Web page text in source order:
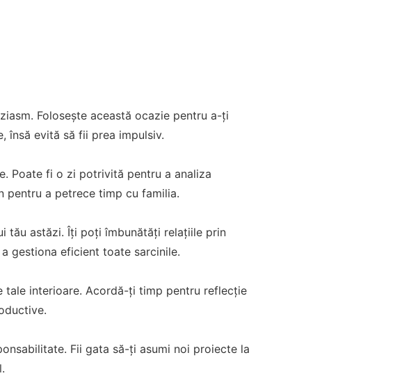
Folosește această ocazie pentru a-ți
însă evită să fii prea impulsiv.
Poate fi o zi potrivită pentru a analiza
pentru a petrece timp cu familia.
tău astăzi. Îți poți îmbunătăți relațiile prin
gestiona eficient toate sarcinile.
tale interioare. Acordă-ți timp pentru reflecție
Fii gata să-ți asumi noi proiecte la